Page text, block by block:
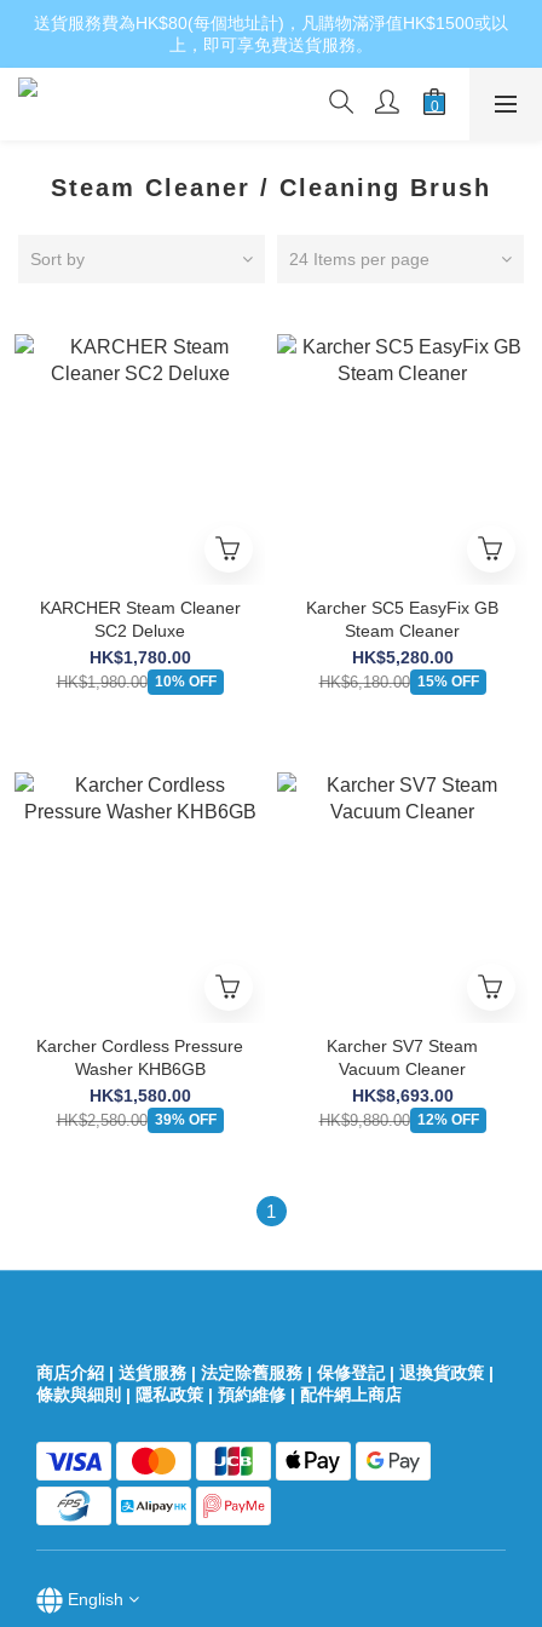
送貨服務費為HK$80(每個地址計)，凡購物滿淨值HK$1500或以
上，即可享免費送貨服務。
Steam Cleaner / Cleaning Brush
Sort by 24 Items per page
KARCHER Steam Cleaner
SC2 Deluxe
HK$1,780.00
HK$1,980.00 10% OFF
Karcher SC5 EasyFix GB
Steam Cleaner
HK$5,280.00
HK$6,180.00 15% OFF
Karcher Cordless Pressure
Washer KHB6GB
HK$1,580.00
HK$2,580.00 39% OFF
Karcher SV7 Steam
Vacuum Cleaner
HK$8,693.00
HK$9,880.00 12% OFF
1
商店介紹 | 送貨服務 | 法定除舊服務 | 保修登記| 退換貨政策 |
條款與細則 | 隱私政策 | 預約維修 | 配件網上商店
English